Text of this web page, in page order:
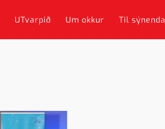
UTvarpið Um okkur Til sýnenda